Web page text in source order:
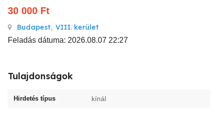
30 000 Ft
Budapest, VIII. kerület
Feladás dátuma: 2026.08.07 22:27
Tulajdonságok
Hirdetés típus kínál